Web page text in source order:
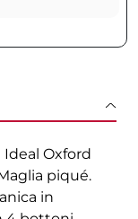
Ideal Oxford
piqué.
in